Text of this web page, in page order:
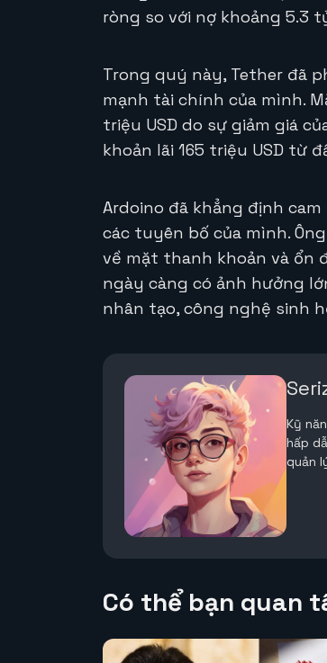
ròng so với nợ khoảng 5.3
Trong quý này, Tether đã
mạnh tài chính của mình.
triệu USD do sự giảm giá
khoản lãi 165 triệu USD từ
Ardoino đã khẳng định
các tuyên bố của mình.
về mặt thanh khoản và ổn
ngày càng có ảnh hưởng
nhân tạo, công nghệ sinh
Kỹ
hấp
quản
Có thể bạn quan